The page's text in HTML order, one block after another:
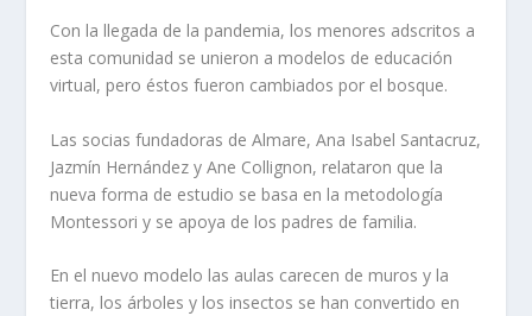
Con la llegada de la pandemia, los menores adscritos a
esta comunidad se unieron a modelos de educación
virtual, pero éstos fueron cambiados por el bosque.
Las socias fundadoras de Almare, Ana Isabel Santacruz,
Jazmín Hernández y Ane Collignon, relataron que la
nueva forma de estudio se basa en la metodología
Montessori y se apoya de los padres de familia.
En el nuevo modelo las aulas carecen de muros y la
tierra, los árboles y los insectos se han convertido en